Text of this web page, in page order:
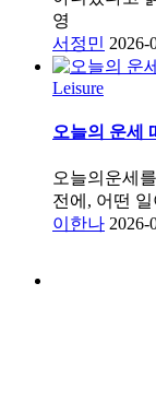
영
서정민 2026-
Leisure
오늘의 운세
오늘의운세
전에, 어떤
이한나 2026-